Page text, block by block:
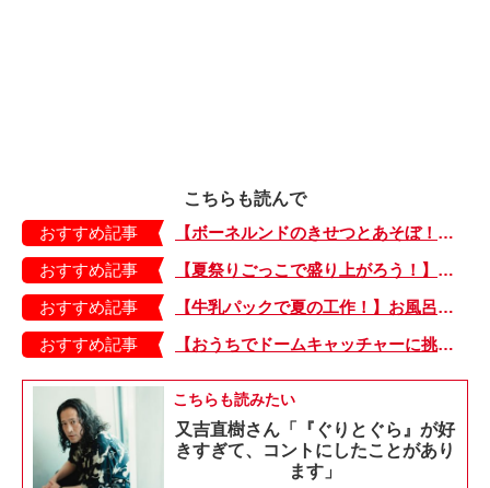
こちらも読んで
おすすめ記事
【ボーネルンドのきせつとあそぼ！】画用紙に、塗って、切って、貼って完成！ 夏を彩る元気なお花「カラフルサンフラワー」の作り方
おすすめ記事
【夏祭りごっこで盛り上がろう！】紙皿やストローでフォトプロップス風のおしゃれな「おめん」の作り方
おすすめ記事
【牛乳パックで夏の工作！】お風呂やおうちプールで水に浮かべてあそぼ！「牛乳パックのぷかぷかボート」
おすすめ記事
【おうちでドームキャッチャーに挑戦だ】アンパンマン わくわくドームキャッチャー
こちらも読みたい
又吉直樹さん「『ぐりとぐら』が好
きすぎて、コントにしたことがあり
ます」